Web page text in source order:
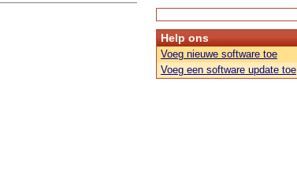
Help ons
Voeg nieuwe software toe
Voeg een software update toe